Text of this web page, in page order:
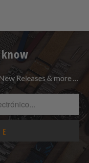
Releases & more …